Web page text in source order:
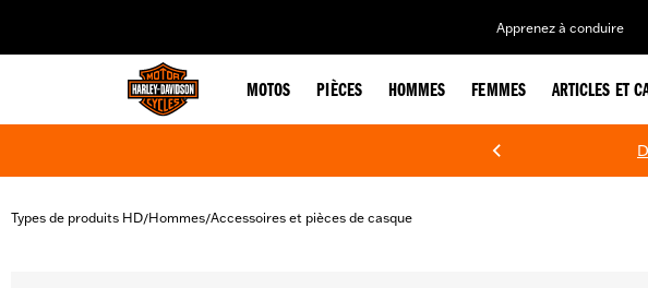
Apprenez à conduire
MOTOS PIÈCES HOMMES FEMMES ARTICLES ET
Types de produits HD/Hommes/Accessoires et pièces de casque